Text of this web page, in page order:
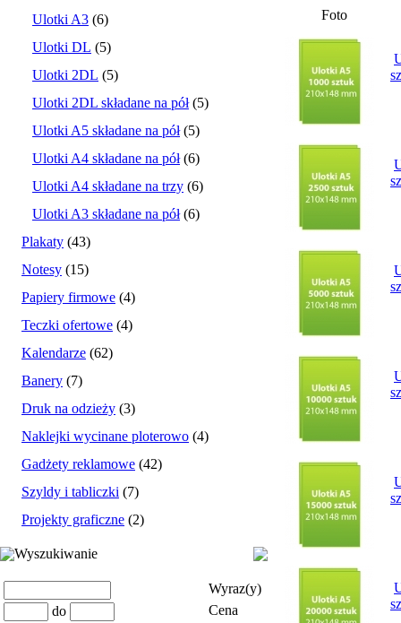
Ulotki A3 (6)
Ulotki DL (5)
Ulotki 2DL (5)
Ulotki 2DL składane na pół(5)
Ulotki A5 składane na pół(5)
Ulotki A4 składane na pół(6)
Ulotki A4 składane na trzy (6)
Ulotki A3 składane na pół(6)
Plakaty (43)
Notesy (15)
Papiery firmowe (4)
Teczki ofertowe (4)
Kalendarze (62)
Banery (7)
Druk na odzieży (3)
Naklejki wycinane ploterowo (4)
Gadżety reklamowe (42)
Szyldy i tabliczki (7)
Projekty graficzne (2)
Wyszukiwanie
Wyraz(y)
do
Cena
Foto